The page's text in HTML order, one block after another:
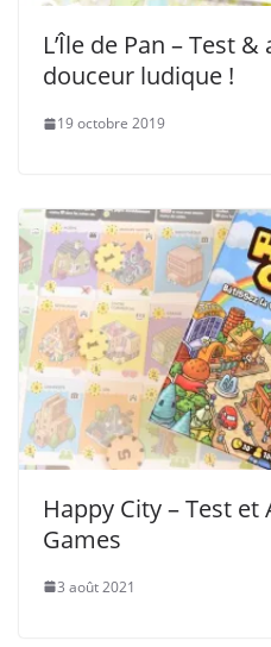
L’Île de Pan – Test
douceur ludique !
19 octobre 2019
Happy City – Test et
Games
3 août 2021